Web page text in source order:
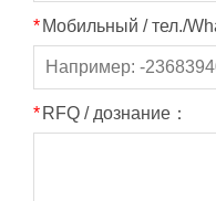
* Мобильный / тел./
* RFQ / дознание：